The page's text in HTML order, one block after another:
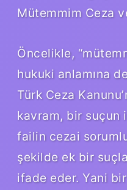
Mütemmim Ceza
Öncelikle,
hukuki anlamına
Türk Ceza
kavram, bir suçun
failin cezai
şekilde ek bir suçla
ifade eder. Yani